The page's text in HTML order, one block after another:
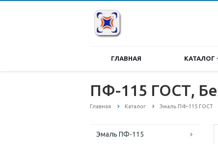
ГЛАВНАЯ КАТАЛОГ
ПФ-115 ГОСТ,
Главная Каталог Эмаль ПФ-115 ГОСТ
Эмаль ПФ-115